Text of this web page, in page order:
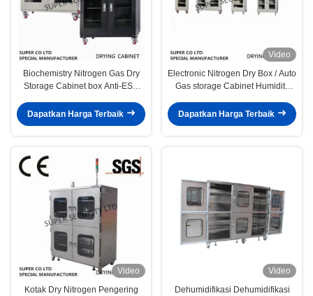
Biochemistry Nitrogen Gas Dry
Storage Cabinet box Anti-ESD
Dapatkan Harga Terbaik
Video
Electronic Nitrogen Dry Box / Auto
Gas storage Cabinet Humidity
Dapatkan Harga Terbaik
Video
Kotak Dry Nitrogen Pengering
Video
Dehumidifikasi Dehumidifikasi